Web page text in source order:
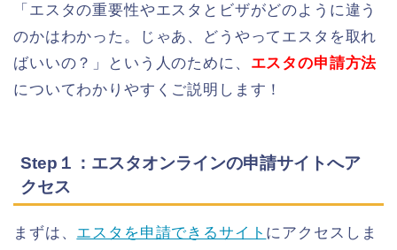
「エスタの重要性やエスタとビザがどのように違う
のかはわかった。じゃあ、どうやってエスタを取れ
ばいいの？」という人のために、 エスタの申請方法
についてわかりやすくご説明します！
Step１：エスタオンラインの申請サイトへア
クセス
まずは、 エスタを申請できるサイト にアクセスしま